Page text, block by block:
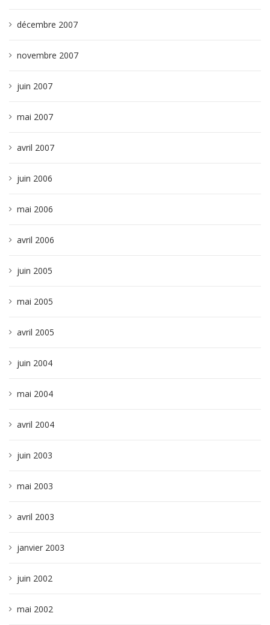
décembre 2007
novembre 2007
juin 2007
mai 2007
avril 2007
juin 2006
mai 2006
avril 2006
juin 2005
mai 2005
avril 2005
juin 2004
mai 2004
avril 2004
juin 2003
mai 2003
avril 2003
janvier 2003
juin 2002
mai 2002